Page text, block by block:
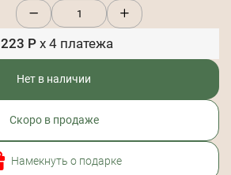
223 Р x 4 платежа
Нет в наличии
Скоро в продаже
Намекнуть о подарке